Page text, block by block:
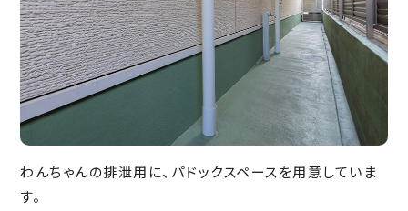
わんちゃんの排泄用に、パドックスペースを用意していま
す。